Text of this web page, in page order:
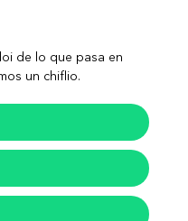
de lo que pasa en
un chiflio.